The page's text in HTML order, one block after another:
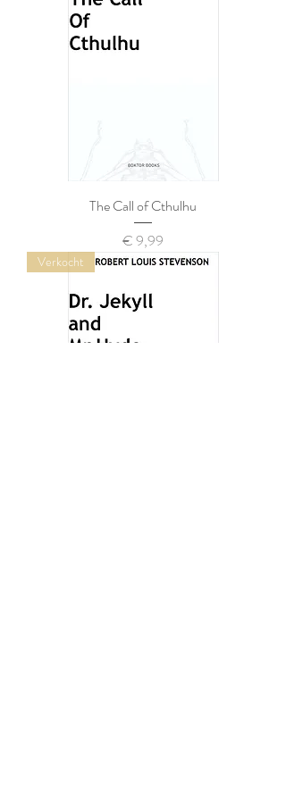
The Call of Cthulhu
Prijs
€ 9,99
Verkocht